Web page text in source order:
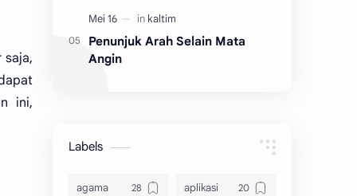
saja,
ini,
Penunjuk Arah Selain Mata
Angin
Labels
agama aplikasi